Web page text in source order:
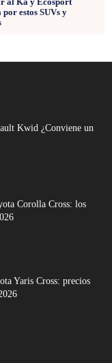
por estos SUVs y
Kwid ¿Conviene un
Corolla Cross: los
Yaris Cross: precios